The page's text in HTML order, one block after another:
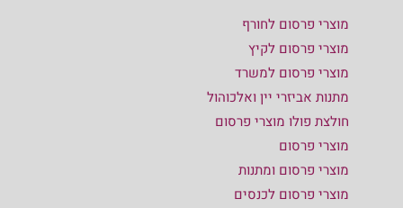
מוצרי פרסום לחורף
מוצרי פרסום לקיץ
מוצרי פרסום למשרד
מתנות אביזרי יין ואלכוהול
חולצת פולו מוצרי פרסום
מוצרי פרסום
מוצרי פרסום ומתנות
מוצרי פרסום לכנסים